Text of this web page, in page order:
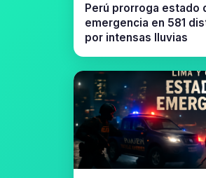
Perú prorroga estado
emergencia en 581
por intensas lluvias